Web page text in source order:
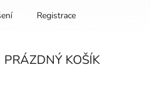
Registrace
PRÁZDNÝ KOŠÍK